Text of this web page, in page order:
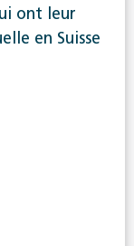
ont leur
en Suisse